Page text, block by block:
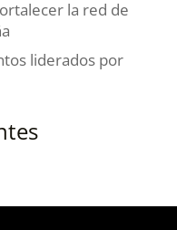
la red de
liderados por